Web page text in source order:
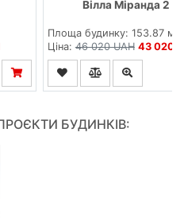
Вілла Міранда 2
Площа будинку: 153.87 м
Ціна:46 020 UAH 43 020
БУДИНКІВ: